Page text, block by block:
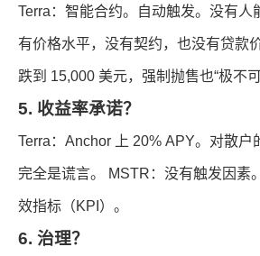
Terra：智能合约。自动触发。没有
有价格水平，没有契约，也没有贷款
跌到 15,000 美元，强制抛售也“极不
5. 收益率承诺？
Terra：Anchor 上 20% APY。对散
完全是谎言。 MSTR：没有触发因素
效指标（KPI）。
6. 治理？